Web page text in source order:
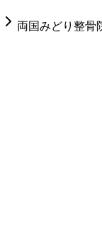
両国みどり整骨